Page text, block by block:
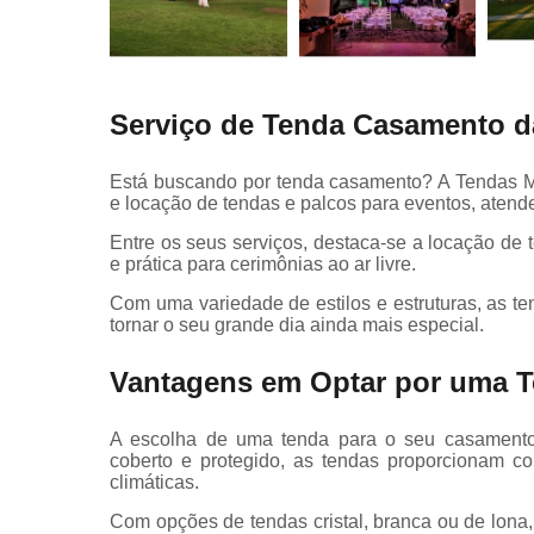
Serviço de Tenda Casamento
Está buscando por tenda casamento? A
e locação de tendas e palcos para eventos,
Entre os seus serviços, destaca-se a locação
e prática para cerimônias ao ar livre.
Com uma variedade de estilos e estruturas, as
tornar o seu grande dia ainda mais especial.
Vantagens em Optar por uma
A escolha de uma tenda para o seu
coberto e protegido, as tendas proporcionam
climáticas.
Com opções de tendas cristal, branca ou de